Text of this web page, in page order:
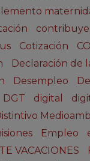
Cotización
Declaración de
Desempleo
DGT digital
Empleo
VACACIONES